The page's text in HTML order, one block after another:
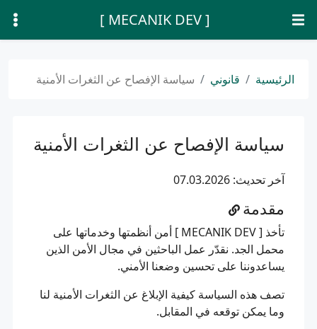
[ MECANIK DEV ]
الرئيسية قانوني سياسة الإفصاح عن الثغرات الأمنية
سياسة الإفصاح عن الثغرات الأمنية
آخر تحديث: 07.03.2026
مقدمة
تأخذ [ MECANIK DEV ] أمن أنظمتها وخدماتها على
محمل الجد. نقدّر عمل الباحثين في مجال الأمن الذين
يساعدوننا على تحسين وضعنا الأمني.
تصف هذه السياسة كيفية الإبلاغ عن الثغرات الأمنية لنا
وما يمكن توقعه في المقابل.